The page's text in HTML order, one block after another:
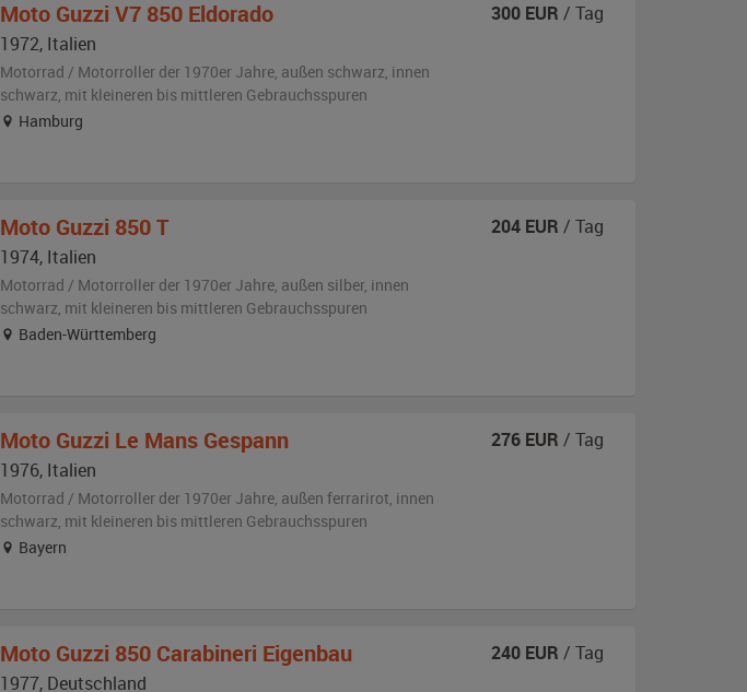
Moto Guzzi V7 850 Eldorado
1972, Italien
Motorrad / Motorroller der 1970er Jahre, außen schwarz, innen
schwarz, mit kleineren bis mittleren Gebrauchsspuren
Hamburg
300 EUR / Tag
Moto Guzzi 850 T
1974, Italien
Motorrad / Motorroller der 1970er Jahre, außen silber, innen
schwarz, mit kleineren bis mittleren Gebrauchsspuren
Baden-Württemberg
204 EUR / Tag
Moto Guzzi Le Mans Gespann
1976, Italien
Motorrad / Motorroller der 1970er Jahre, außen ferrarirot, innen
schwarz, mit kleineren bis mittleren Gebrauchsspuren
Bayern
276 EUR / Tag
Moto Guzzi 850 Carabineri Eigenbau
1977, Deutschland
240 EUR / Tag